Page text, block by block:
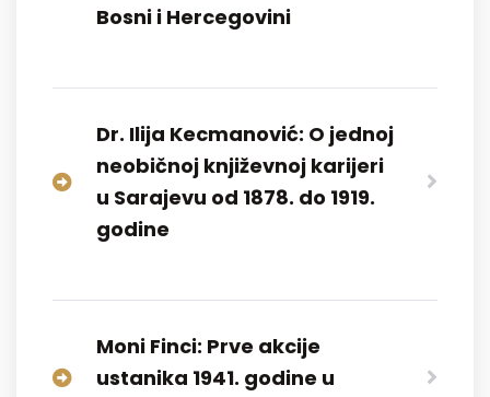
Bosni i Hercegovini
Dr. Ilija Kecmanović: O jednoj
neobičnoj književnoj karijeri
u Sarajevu od 1878. do 1919.
godine
Moni Finci: Prve akcije
ustanika 1941. godine u